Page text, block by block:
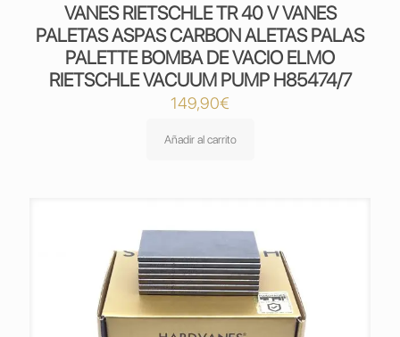
VANES RIETSCHLE TR 40 V VANES
PALETAS ASPAS CARBON ALETAS PALAS
PALETTE BOMBA DE VACIO ELMO
RIETSCHLE VACUUM PUMP H85474/7
149,90€
Añadir al carrito